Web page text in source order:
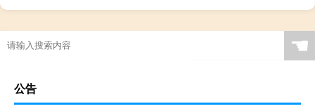
广西现代简约岩板贵吗
岩板当背景墙好吗
茶几桌客厅京东自营岩板
瓷砖岩板能打磨吗吗
特别的岩板图案是什么
怎么区分岩石岩板的好坏
岩板茶几会变色吗吗
☚
公告